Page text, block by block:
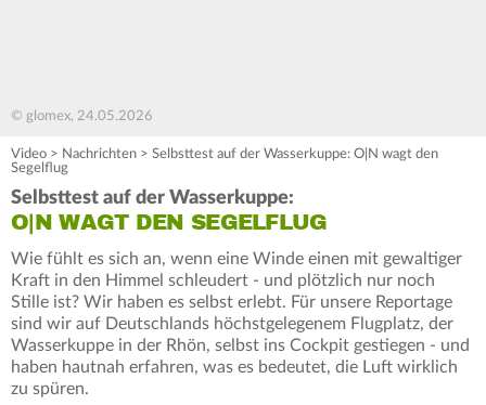
© glomex, 24.05.2026
Video > Nachrichten > Selbsttest auf der Wasserkuppe: O|N wagt den
Segelflug
Selbsttest auf der Wasserkuppe:
O|N WAGT DEN SEGELFLUG
Wie fühlt es sich an, wenn eine Winde einen mit gewaltiger
Kraft in den Himmel schleudert - und plötzlich nur noch
Stille ist? Wir haben es selbst erlebt. Für unsere Reportage
sind wir auf Deutschlands höchstgelegenem Flugplatz, der
Wasserkuppe in der Rhön, selbst ins Cockpit gestiegen - und
haben hautnah erfahren, was es bedeutet, die Luft wirklich
zu spüren.